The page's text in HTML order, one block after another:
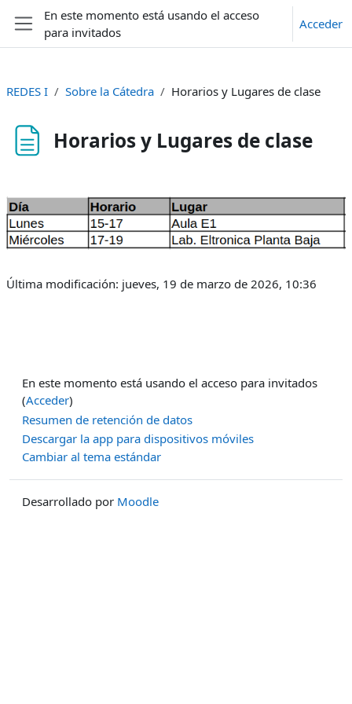
Salta al contenido principal
Panel lateral
En este momento está usando el acceso
para invitados
Acceder
REDES I Sobre la Cátedra Horarios y Lugares de clase
Horarios y Lugares de clase
Última modificación: jueves, 19 de marzo de 2026, 10:36
En este momento está usando el acceso para invitados
(Acceder)
Resumen de retención de datos
Descargar la app para dispositivos móviles
Cambiar al tema estándar
Desarrollado por Moodle